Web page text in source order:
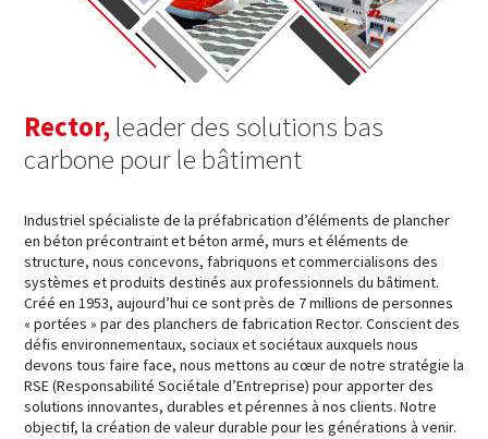
Rector,leader des solutions bas
carbone pour le bâtiment
Industriel spécialiste de la préfabrication d’éléments de plancher
en béton précontraint et béton armé, murs et éléments de
structure, nous concevons, fabriquons et commercialisons des
systèmes et produits destinés aux professionnels du bâtiment.
Créé en 1953, aujourd’hui ce sont près de 7 millions de personnes
« portées » par des planchers de fabrication Rector. Conscient des
défis environnementaux, sociaux et sociétaux auxquels nous
devons tous faire face, nous mettons au cœur de notre stratégie la
RSE (Responsabilité Sociétale d’Entreprise) pour apporter des
solutions innovantes, durables et pérennes à nos clients. Notre
objectif, la création de valeur durable pour les générations à venir.